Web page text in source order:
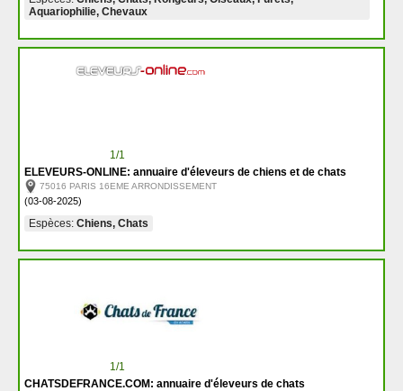
Aquariophilie, Chevaux
1/1
ELEVEURS-ONLINE: annuaire d'éleveurs de chiens et de chats
75016 PARIS 16EME ARRONDISSEMENT
(03-08-2025)
Espèces: Chiens, Chats
1/1
CHATSDEFRANCE.COM: annuaire d'éleveurs de chats